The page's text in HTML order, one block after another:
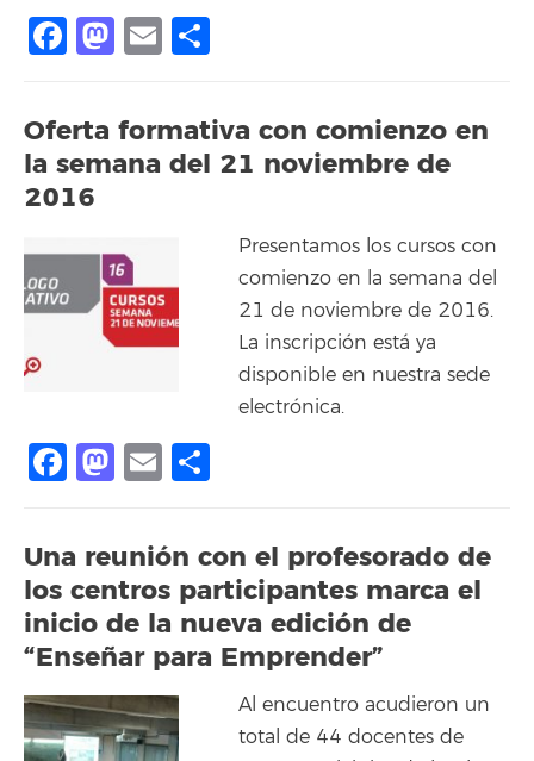
Facebook
Mastodon
Email
Oferta formativa con comienzo en
la semana del 21 noviembre de
2016
Presentamos los cursos con
comienzo en la semana del
21 de noviembre de 2016.
La inscripción está ya
disponible en nuestra sede
electrónica.
Facebook
Mastodon
Email
Una reunión con el profesorado de
los centros participantes marca el
inicio de la nueva edición de
“Enseñar para Emprender”
Al encuentro acudieron un
total de 44 docentes de